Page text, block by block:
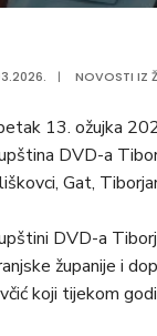
| NOVOSTI IZ
13. ožujka
DVD-a
Gat,
DVD-a
županije i
koji tijekom